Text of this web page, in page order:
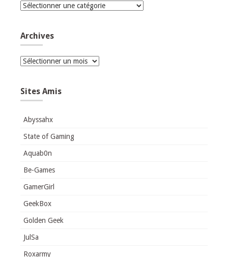
Catégories
Archives
Archives
Sites Amis
Abyssahx
State of Gaming
Aquab0n
Be-Games
GamerGirl
GeekBox
Golden Geek
JulSa
Roxarmy